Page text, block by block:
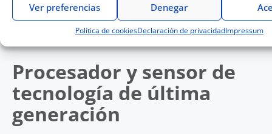
Denegar
Ver preferencias
Política de cookiesDeclaración de privacidadImpressum
* Hasta 60p. No funciona en el modo de velocidad
de cuadro variable.
Procesador y sensor de
tecnología de última
generación